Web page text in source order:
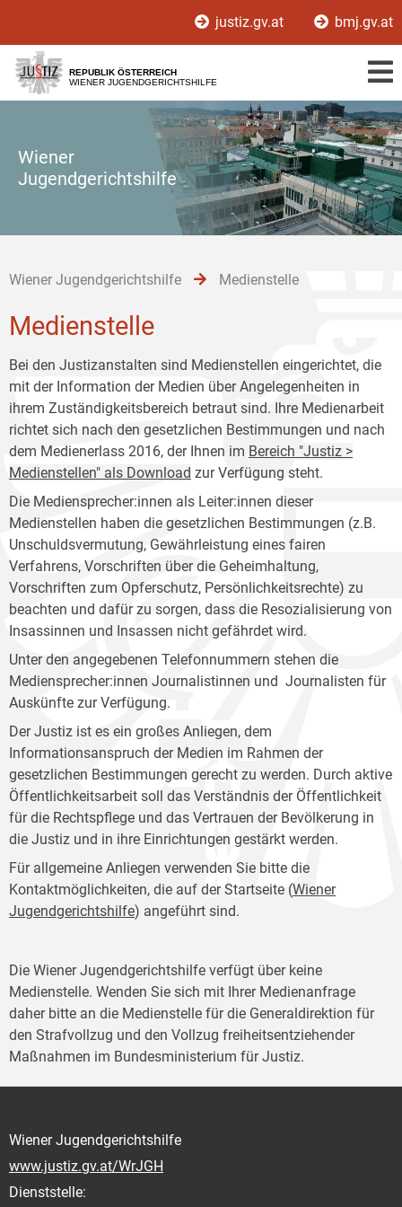
[1]
[2]
[3]
justiz.gv.at bmj.gv.at
REPUBLIK ÖSTERREICH
WIENER JUGENDGERICHTSHILFE
Wiener
Jugendgerichtshilfe
Wiener Jugendgerichtshilfe Medienstelle
Medienstelle
Bei den Justizanstalten sind Medienstellen eingerichtet, die
mit der Information der Medien über Angelegenheiten in
ihrem Zuständigkeitsbereich betraut sind. Ihre Medienarbeit
richtet sich nach den gesetzlichen Bestimmungen und nach
dem Medienerlass 2016, der Ihnen im Bereich "Justiz >
Medienstellen" als Download zur Verfügung steht.
Die Mediensprecher:innen als Leiter:innen dieser
Medienstellen haben die gesetzlichen Bestimmungen (z.B.
Unschuldsvermutung, Gewährleistung eines fairen
Verfahrens, Vorschriften über die Geheimhaltung,
Vorschriften zum Opferschutz, Persönlichkeitsrechte) zu
beachten und dafür zu sorgen, dass die Resozialisierung von
Insassinnen und Insassen nicht gefährdet wird.
Unter den angegebenen Telefonnummern stehen die
Mediensprecher:innen Journalistinnen und Journalisten für
Auskünfte zur Verfügung.
Der Justiz ist es ein großes Anliegen, dem
Informationsanspruch der Medien im Rahmen der
gesetzlichen Bestimmungen gerecht zu werden. Durch aktive
Öffentlichkeitsarbeit soll das Verständnis der Öffentlichkeit
für die Rechtspflege und das Vertrauen der Bevölkerung in
die Justiz und in ihre Einrichtungen gestärkt werden.
Für allgemeine Anliegen verwenden Sie bitte die
Kontaktmöglichkeiten, die auf der Startseite (Wiener
Jugendgerichtshilfe) angeführt sind.
Die Wiener Jugendgerichtshilfe verfügt über keine
Medienstelle. Wenden Sie sich mit Ihrer Medienanfrage
daher bitte an die Medienstelle für die Generaldirektion für
den Strafvollzug und den Vollzug freiheitsentziehender
Maßnahmen im Bundesministerium für Justiz.
Wiener Jugendgerichtshilfe
www.justiz.gv.at/WrJGH
Dienststelle: